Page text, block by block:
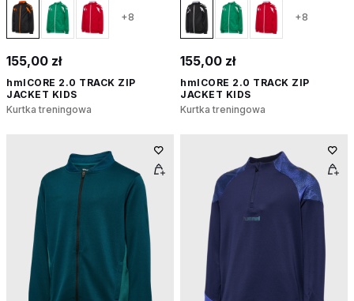
+8
155,00 zł
hmlCORE 2.0 TRACK ZIP
JACKET KIDS
Kurtka treningowa
+8
155,00 zł
hmlCORE 2.0 TRACK ZIP
JACKET KIDS
Kurtka treningowa